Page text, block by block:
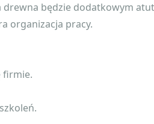
będzie dodatkowym
organizacja pracy.
firmie.